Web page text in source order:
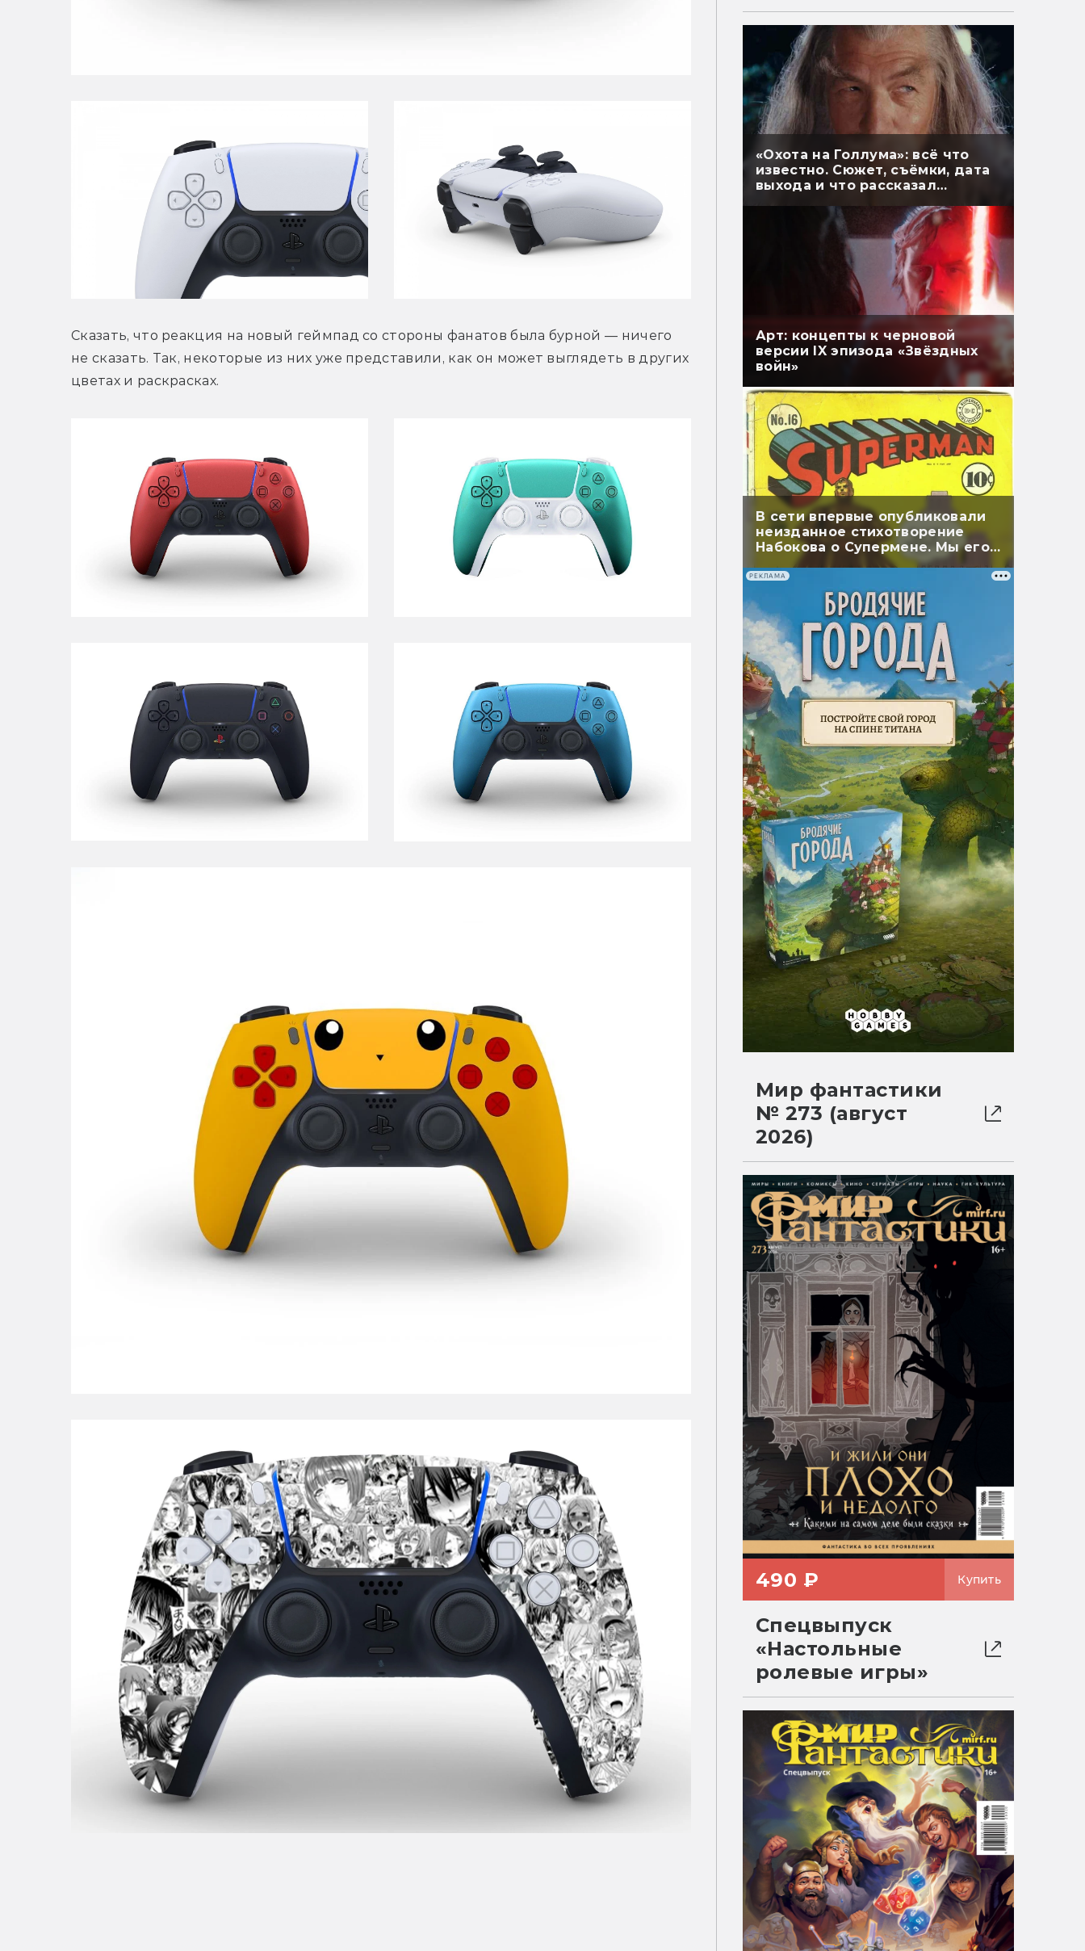
Сказать, что реакция на новый геймпад со стороны фанатов была бурной — ничего
не сказать. Так, некоторые из них уже представили, как он может выглядеть в других
цветах и раскрасках.
«Охота на Голлума»: всё что
известно. Сюжет, съёмки, дата
выхода и что рассказал
Арт: концепты к черновой
версии IX эпизода «Звёздных
войн»
В сети впервые опубликовали
неизданное стихотворение
Набокова о Супермене. Мы его
перевели
РЕКЛАМА
Мир фантастики
№ 273 (август
2026)
490 ₽ Купить
Спецвыпуск
«Настольные
ролевые игры»